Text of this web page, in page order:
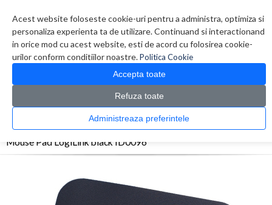
Acest website foloseste cookie-uri pentru a administra, optimiza si
personaliza experienta ta de utilizare. Continuand si interactionand
in orice mod cu acest website, esti de acord cu folosirea cookie-
urilor conform conditiilor noastre.Politica Cookie
Accepta toate
Refuza toate
Administreaza preferintele
0 produs(e)
CATALOG PRODUSE
> Mouse Pad > Mouse Pad LogiLink black ID0096
Mouse Pad LogiLink black ID0096